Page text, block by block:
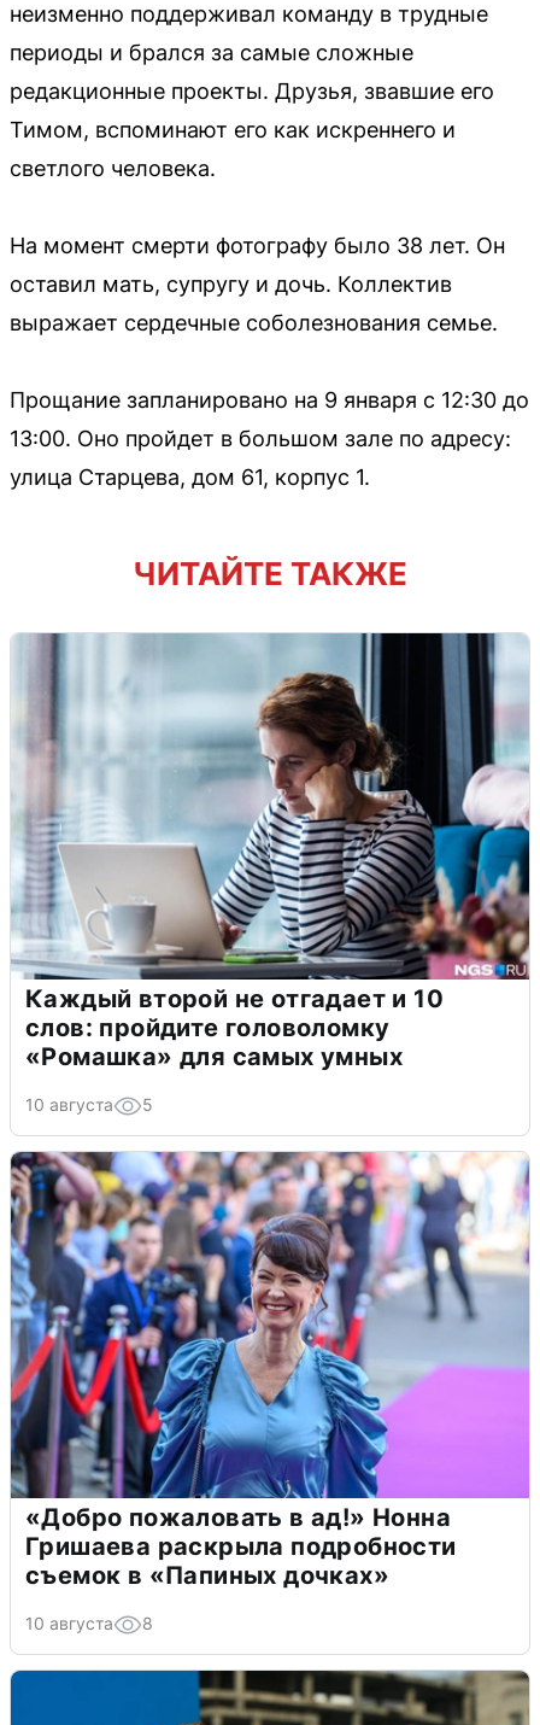
неизменно поддерживал команду в трудные
периоды и брался за самые сложные
редакционные проекты. Друзья, звавшие его
Тимом, вспоминают его как искреннего и
светлого человека.
На момент смерти фотографу было 38 лет. Он
оставил мать, супругу и дочь. Коллектив
выражает сердечные соболезнования семье.
Прощание запланировано на 9 января с 12:30 до
13:00. Оно пройдет в большом зале по адресу:
улица Старцева, дом 61, корпус 1.
ЧИТАЙТЕ ТАКЖЕ
Каждый второй не отгадает и 10
слов: пройдите головоломку
«Ромашка» для самых умных
10 августа 5
«Добро пожаловать в ад!» Нонна
Гришаева раскрыла подробности
съемок в «Папиных дочках»
10 августа 8